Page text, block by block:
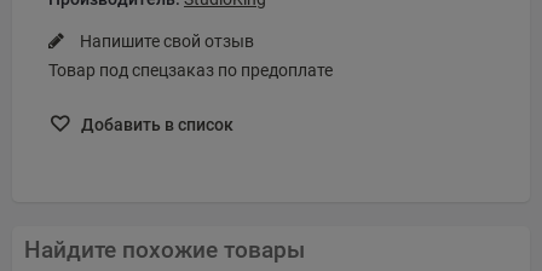
Напишите свой отзыв
Товар под спецзаказ по предоплате
Добавить в список
Найдите похожие товары